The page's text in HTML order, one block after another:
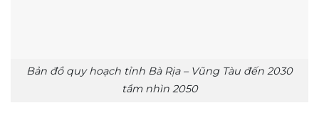
Bản đồ quy hoạch tỉnh Bà Rịa – Vũng Tàu đến 2030
tầm nhìn 2050